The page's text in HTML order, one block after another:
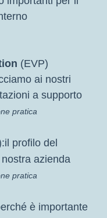
(EVP)
ai nostri
a supporto
pratica
profilo del
azienda
pratica
è importante